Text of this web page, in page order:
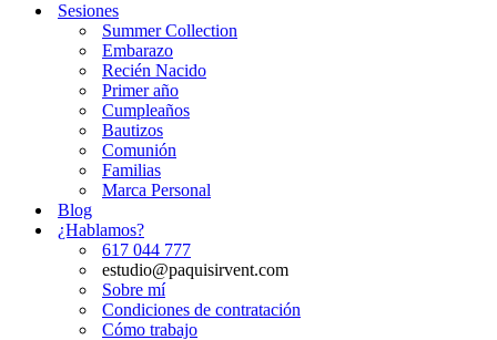
Sesiones
Summer Collection
Embarazo
Recién Nacido
Primer año
Cumpleaños
Bautizos
Comunión
Familias
Marca Personal
Blog
¿Hablamos?
617 044 777
estudio@paquisirvent.com
Sobre mí
Condiciones de contratación
Cómo trabajo